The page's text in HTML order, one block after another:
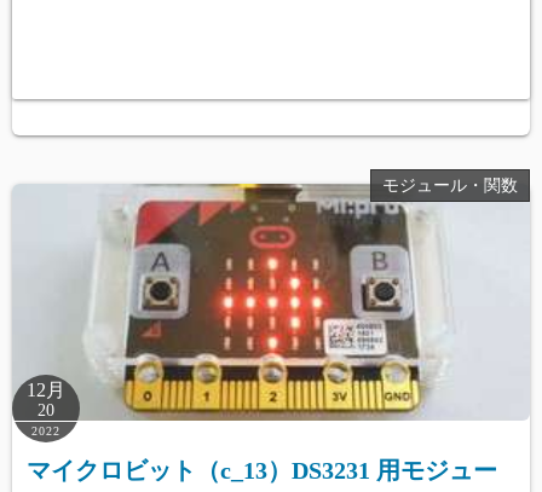
モジュール・関数
12月
20
2022
マイクロビット（c_13）DS3231 用モジュー